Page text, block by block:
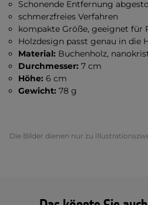
Schonende Entfernung
schmerzfreies Verfahren
kompakte Größe, geeignet für
Holzdesign passt genau in die
Material: Buchenholz,
Durchmesser:7 cm
Höhe:6 cm
Gewicht:78 g
Die Bilder dienen nur zu